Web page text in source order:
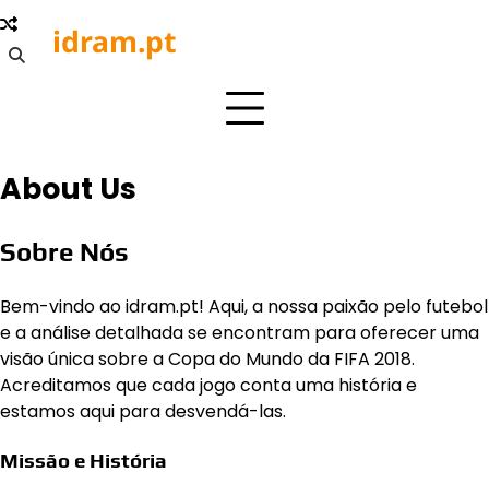
Skip
to
content
idram.pt
About Us
Sobre Nós
Bem-vindo ao idram.pt! Aqui, a nossa paixão pelo futebol
e a análise detalhada se encontram para oferecer uma
visão única sobre a Copa do Mundo da FIFA 2018.
Acreditamos que cada jogo conta uma história e
estamos aqui para desvendá-las.
Missão e História